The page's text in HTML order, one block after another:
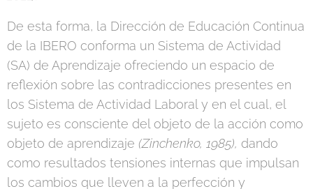
De esta forma, la Dirección de Educación Continua
de la IBERO conforma un Sistema de Actividad
(SA) de Aprendizaje ofreciendo un espacio de
reflexión sobre las contradicciones presentes en
los Sistema de Actividad Laboral y en el cual, el
sujeto es consciente del objeto de la acción como
objeto de aprendizaje (Zinchenko, 1985), dando
como resultados tensiones internas que impulsan
los cambios que lleven a la perfección y